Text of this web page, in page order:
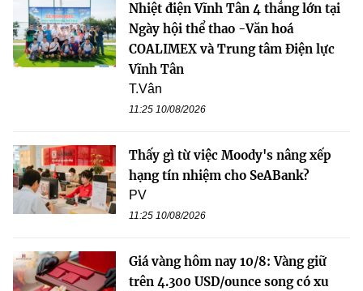
Nhiệt điện Vĩnh Tân 4 thắng lớn tại
Ngày hội thể thao -Văn hoá
COALIMEX và Trung tâm Điện lực
Vĩnh Tân
T.Vân
11:25 10/08/2026
Thấy gì từ việc Moody's nâng xếp
hạng tín nhiệm cho SeABank?
PV
11:25 10/08/2026
Giá vàng hôm nay 10/8: Vàng giữ
trên 4.300 USD/ounce song có xu